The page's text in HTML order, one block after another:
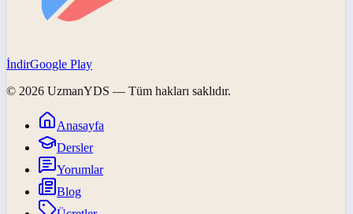
İndirGoogle Play
© 2026 UzmanYDS — Tüm hakları saklıdır.
Anasayfa
Dersler
Yorumlar
Blog